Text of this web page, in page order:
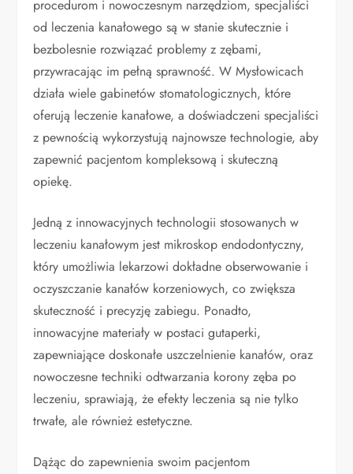
procedurom i nowoczesnym narzędziom, specjaliści
od leczenia kanałowego są w stanie skutecznie i
bezbolesnie rozwiązać problemy z zębami,
przywracając im pełną sprawność. W Mysłowicach
działa wiele gabinetów stomatologicznych, które
oferują leczenie kanałowe, a doświadczeni specjaliści
z pewnością wykorzystują najnowsze technologie, aby
zapewnić pacjentom kompleksową i skuteczną
opiekę.
Jedną z innowacyjnych technologii stosowanych w
leczeniu kanałowym jest mikroskop endodontyczny,
który umożliwia lekarzowi dokładne obserwowanie i
oczyszczanie kanałów korzeniowych, co zwiększa
skuteczność i precyzję zabiegu. Ponadto,
innowacyjne materiały w postaci gutaperki,
zapewniające doskonałe uszczelnienie kanałów, oraz
nowoczesne techniki odtwarzania korony zęba po
leczeniu, sprawiają, że efekty leczenia są nie tylko
trwałe, ale również estetyczne.
Dążąc do zapewnienia swoim pacjentom